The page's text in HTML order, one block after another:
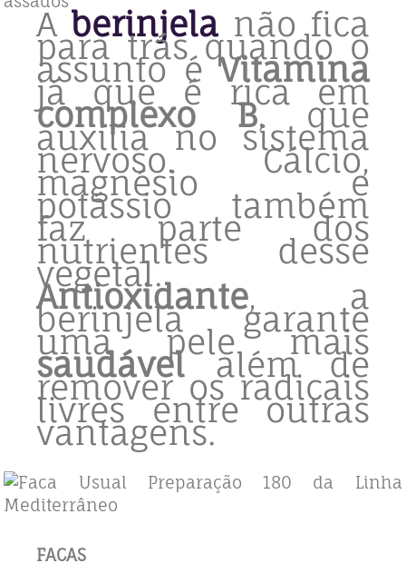
A berinjela não fica
para trás quando o
assunto éVitamina
já que é rica em
complexo B, que
auxilia no sistema
nervoso. Cálcio,
magnésio e
potássio também
faz parte dos
nutrientes desse
vegetal.
Antioxidante, a
berinjela garante
uma pele mais
saudávelalém de
remover os radicais
livres entre outras
vantagens.
FACAS